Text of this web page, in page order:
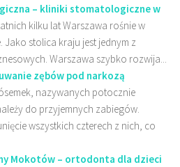
– kliniki stomatologiczne w
kilku lat Warszawa rośnie w
stolica kraju jest jednym z
Warszawa szybko rozwija...
zębów pod narkozą
nazywanych potocznie
do przyjemnych zabiegów.
wszystkich czterech z nich, co
Mokotów – ortodonta dla dzieci